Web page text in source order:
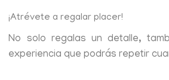
¡Atrévete a regalar placer!
No solo regalas un detalle,
experiencia que podrás repetir